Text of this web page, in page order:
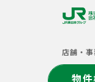
会
社
店舗・
物